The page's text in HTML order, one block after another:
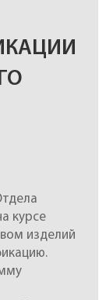
курсе
изделий